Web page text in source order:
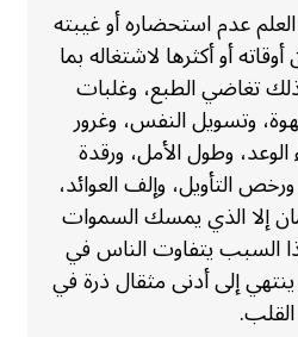
عدم استحضاره أو غيبته
أو أكثرها لاشتغاله بما
تغاضي الطبع، وغلبات
وتسويل النفس، وغرور
وطول الأمل، ورقدة
التأويل، وإلف العوائد،
إلا الذي يمسك السموات
السبب يتفاوت الناس في
إلى أدنى مثقال ذرة في
القلب.